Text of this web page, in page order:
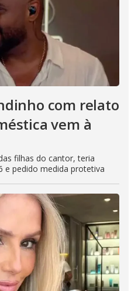
com relato
vem à
filhas do cantor, teria
e pedido medida protetiva